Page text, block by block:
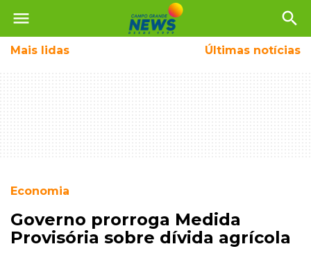
menu search
Mais lidas Últimas notícias
Economia
Governo prorroga Medida
Provisória sobre dívida agrícola